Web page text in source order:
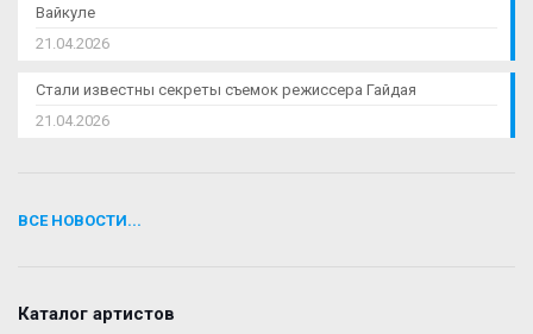
Вайкуле
21.04.2026
Стали известны секреты съемок режиссера Гайдая
21.04.2026
ВСЕ НОВОСТИ...
Каталог артистов